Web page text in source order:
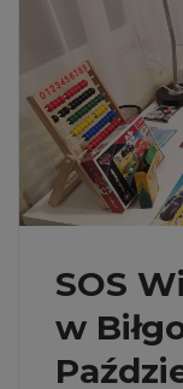
SOS
w